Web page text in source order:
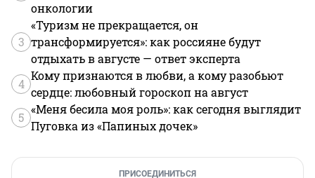
онкологии
3
«Туризм не прекращается, он
трансформируется»: как россияне будут
отдыхать в августе — ответ эксперта
4
Кому признаются в любви, а кому разобьют
сердце: любовный гороскоп на август
5
«Меня бесила моя роль»: как сегодня выглядит
Пуговка из «Папиных дочек»
ПРИСОЕДИНИТЬСЯ